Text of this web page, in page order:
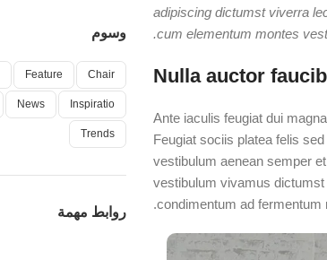
adipiscing dictumst viverra
cum elementum montes
Nulla auctor
Ante iaculis feugiat dui
Feugiat sociis platea felis
vestibulum aenean semper
vestibulum vivamus
condimentum ad fermentum
وسوم
Chair
Feature
Inspiratio
News
Trends
روابط مهمة